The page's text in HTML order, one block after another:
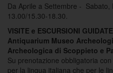
Da Aprile a Settembre - Sabato,
13.00/15.30-18.30.
VISITE e ESCURSIONI GUIDATE
Antiquarium Museo
Archeologica di Scoppieto e
Su prenotazione obbligatoria
per la lingua italiana che per le